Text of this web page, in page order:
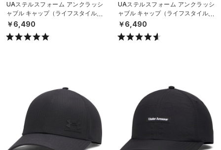
UAステルスフォーム アンクラッシ
ャブル キャップ（ライフスタイル/U
NISEX）
￥6,490
UAステルスフォーム アンクラッシ
ャブル キャップ（ライフスタイル/U
NISEX）
￥6,490